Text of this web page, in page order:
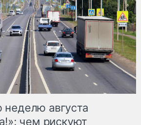
августа
чем рискуют